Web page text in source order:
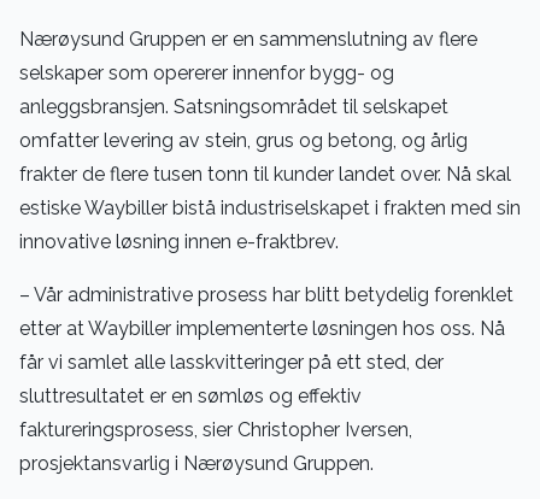
Nærøysund Gruppen er en sammenslutning av flere
selskaper som opererer innenfor bygg- og
anleggsbransjen. Satsningsområdet til selskapet
omfatter levering av stein, grus og betong, og årlig
frakter de flere tusen tonn til kunder landet over. Nå skal
estiske Waybiller bistå industriselskapet i frakten med sin
innovative løsning innen e-fraktbrev.
– Vår administrative prosess har blitt betydelig forenklet
etter at Waybiller implementerte løsningen hos oss. Nå
får vi samlet alle lasskvitteringer på ett sted, der
sluttresultatet er en sømløs og effektiv
faktureringsprosess, sier Christopher Iversen,
prosjektansvarlig i Nærøysund Gruppen.